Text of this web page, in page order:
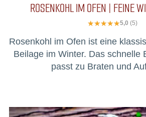
ROSENKOHL IM OFEN | FEINE
5,0 (5)
Rosenkohl im Ofen ist eine
Beilage im Winter. Das schnelle
passt zu Braten und